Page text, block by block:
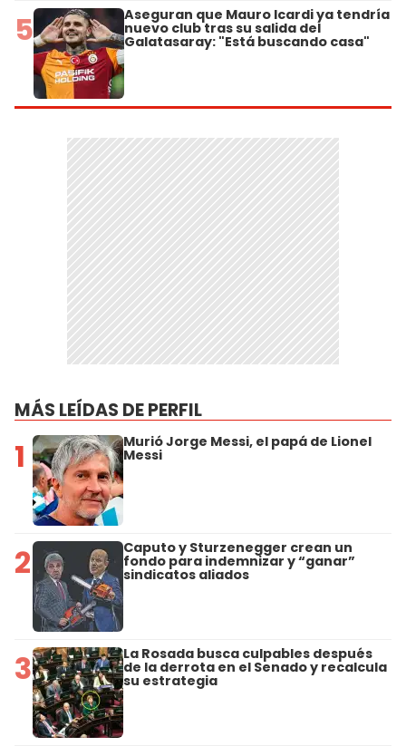
5 Aseguran que Mauro Icardi ya tendría
nuevo club tras su salida del
Galatasaray: "Está buscando casa"
MÁS LEÍDAS DE PERFIL
1 Murió Jorge Messi, el papá de Lionel
Messi
2 Caputo y Sturzenegger crean un
fondo para indemnizar y “ganar”
sindicatos aliados
3 La Rosada busca culpables después
de la derrota en el Senado y recalcula
su estrategia